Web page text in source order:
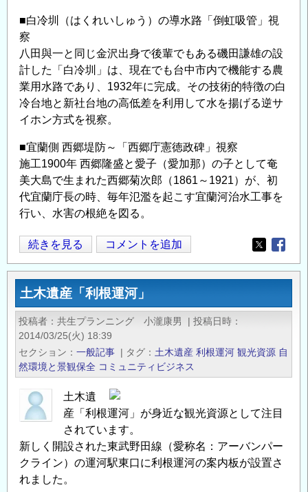
証
を
し
て
い
け
る
専
門
家
を
探
し
て
い
ま
す
の
■白冷圳（はくれいしゅう）の導水路「倒虹吸管」視
察
八田與一と同じ金沢出身で後輩でもある磯田謙雄の設
計した「白冷圳」は、現在でも台中市内で機能する農
業用水路であり、1932年に完成。その技術的特徴の白
冷台地と新社台地の高低差を利用して水を揚げる逆サ
イホン方式を視察。
■宜蘭側 西郷堤防～「西郷庁憲徳政碑」視察
施工1900年 西郷隆盛と愛子（愛加那）の子として奄
美大島で生まれた西郷菊次郎（1861～1921）が、初
代宜蘭庁長の時、毎年氾濫を起こす宜蘭河治水工事を
行い、水害の根絶を図る。
台
湾
土
木
遺
産
視
察
ア
山
頭
（台
続きを見る コメントを追加
Opens in
土木遺産「利根運河」
投稿者 共生プランニング 小瀧康男 | 投稿日時
2014/03/25(火) 18:39
セクション
一般記事 | タグ 土木遺産 利根運河 観光資源 自
然環境と景観保全 コミュニティビジネス
土木遺
産「利根運河」が身近な観光資源として注目
されています。
新しく開設された東武野田線（愛称名：アーバンパー
クライン）の運河駅東口に利根運河の案内板が設置さ
れました。